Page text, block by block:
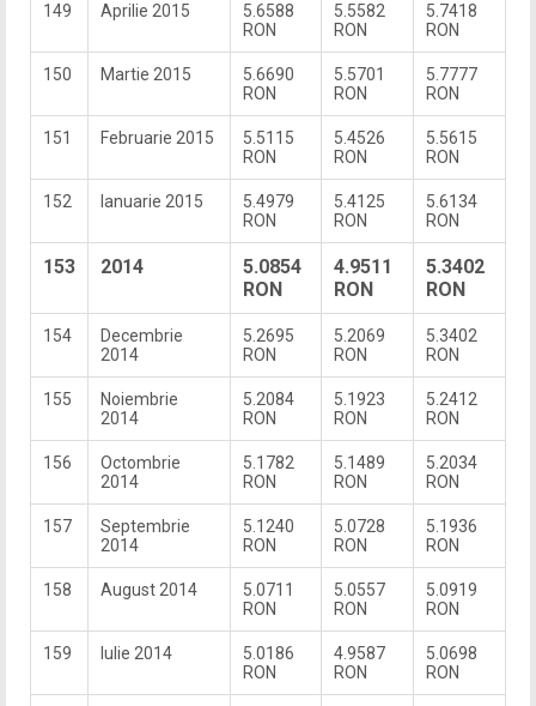
149 Aprilie 2015
5.6588
RON
5.5582
RON
5.7418
RON
150 Martie 2015
5.6690
RON
5.5701
RON
5.7777
RON
151 Februarie 2015
5.5115
RON
5.4526
RON
5.5615
RON
152 Ianuarie 2015
5.4979
RON
5.4125
RON
5.6134
RON
153 2014
5.0854
RON
4.9511
RON
5.3402
RON
154
Decembrie
2014
5.2695
RON
5.2069
RON
5.3402
RON
155
Noiembrie
2014
5.2084
RON
5.1923
RON
5.2412
RON
156
Octombrie
2014
5.1782
RON
5.1489
RON
5.2034
RON
157
Septembrie
2014
5.1240
RON
5.0728
RON
5.1936
RON
158 August 2014
5.0711
RON
5.0557
RON
5.0919
RON
159 Iulie 2014
5.0186
RON
4.9587
RON
5.0698
RON